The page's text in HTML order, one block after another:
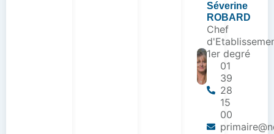
Séverine
ROBARD
Chef
1er degré
01
39
28
15
00